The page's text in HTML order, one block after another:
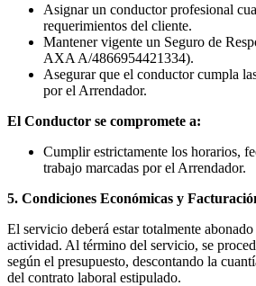
Asignar un conductor profesional
requerimientos del cliente.
Mantener vigente un Seguro de
AXA A/4866954421334).
Asegurar que el conductor cumpla
por el Arrendador.
El Conductor se compromete a:
Cumplir estrictamente los horarios,
trabajo marcadas por el Arrendador.
5. Condiciones Económicas y
El servicio deberá estar totalmente
actividad. Al término del servicio, se
según el presupuesto, descontando la
del contrato laboral estipulado.